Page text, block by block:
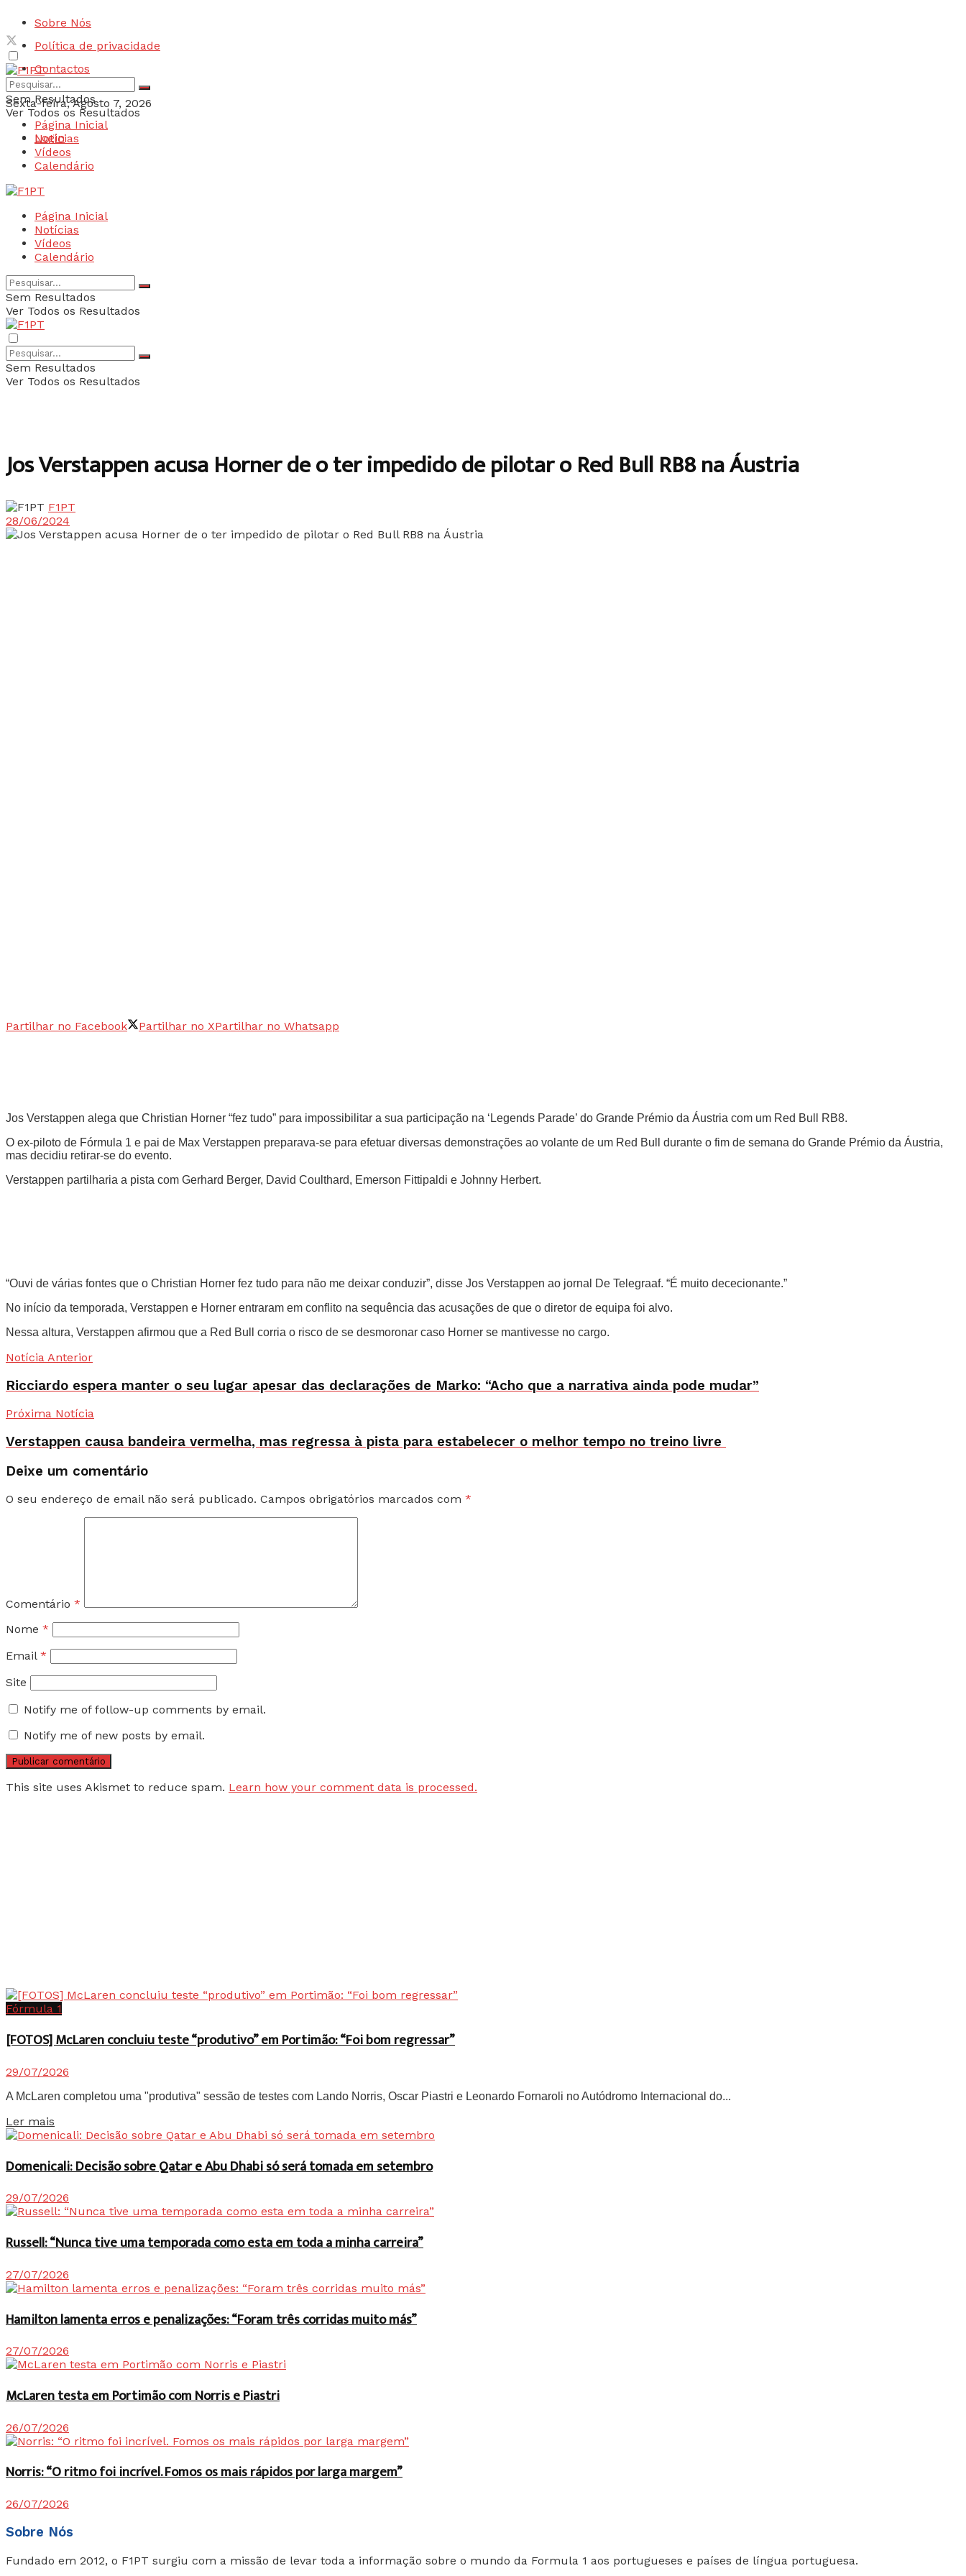
Sobre Nós
Política de privacidade
Contactos
Sexta-feira, Agosto 7, 2026
Login
Sem Resultados
Ver Todos os Resultados
Página Inicial
Notícias
Vídeos
Calendário
Página Inicial
Notícias
Vídeos
Calendário
Sem Resultados
Ver Todos os Resultados
Sem Resultados
Ver Todos os Resultados
Jos Verstappen acusa Horner de o ter impedido de pilotar o Red Bull RB8 na Áustria
F1PT
28/06/2024
Partilhar no Facebook Partilhar no XPartilhar no Whatsapp
Jos Verstappen alega que Christian Horner “fez tudo” para impossibilitar a sua participação na ‘Legends Parade’ do Grande Prémio da Áustria com um Red Bull RB8.
O ex-piloto de Fórmula 1 e pai de Max Verstappen preparava-se para efetuar diversas demonstrações ao volante de um Red Bull durante o fim de semana do Grande Prémio da Áustria,
mas decidiu retirar-se do evento.
Verstappen partilharia a pista com Gerhard Berger, David Coulthard, Emerson Fittipaldi e Johnny Herbert.
“Ouvi de várias fontes que o Christian Horner fez tudo para não me deixar conduzir”, disse Jos Verstappen ao jornal De Telegraaf. “É muito dececionante.”
No início da temporada, Verstappen e Horner entraram em conflito na sequência das acusações de que o diretor de equipa foi alvo.
Nessa altura, Verstappen afirmou que a Red Bull corria o risco de se desmoronar caso Horner se mantivesse no cargo.
Notícia Anterior
Ricciardo espera manter o seu lugar apesar das declarações de Marko: “Acho que a narrativa ainda pode mudar”
Próxima Notícia
Verstappen causa bandeira vermelha, mas regressa à pista para estabelecer o melhor tempo no treino livre
Deixe um comentário
O seu endereço de email não será publicado. Campos obrigatórios marcados com *
Comentário *
Nome *
Email *
Site
Notify me of follow-up comments by email.
Notify me of new posts by email.
This site uses Akismet to reduce spam. Learn how your comment data is processed.
Fórmula 1
[FOTOS] McLaren concluiu teste “produtivo” em Portimão: “Foi bom regressar”
29/07/2026
A McLaren completou uma "produtiva" sessão de testes com Lando Norris, Oscar Piastri e Leonardo Fornaroli no Autódromo Internacional do...
Ler mais
Domenicali: Decisão sobre Qatar e Abu Dhabi só será tomada em setembro
29/07/2026
Russell: “Nunca tive uma temporada como esta em toda a minha carreira”
27/07/2026
Hamilton lamenta erros e penalizações: “Foram três corridas muito más”
27/07/2026
McLaren testa em Portimão com Norris e Piastri
26/07/2026
Norris: “O ritmo foi incrível. Fomos os mais rápidos por larga margem”
26/07/2026
Sobre Nós
Fundado em 2012, o F1PT surgiu com a missão de levar toda a informação sobre o mundo da Formula 1 aos portugueses e países de língua portuguesa.